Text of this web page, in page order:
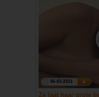
06-03-2021
Ze laat haar grote